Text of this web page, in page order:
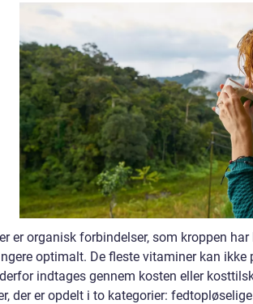
er organisk forbindelser, som kroppen
optimalt. De fleste vitaminer kan ikke
indtages gennem kosten eller
der er opdelt i to kategorier: